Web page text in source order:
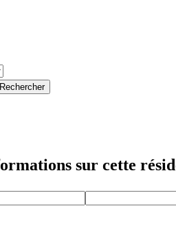
Rechercher
sur cette